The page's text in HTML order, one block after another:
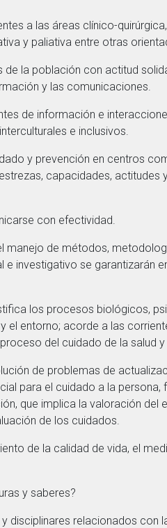
a las áreas clínico-
y paliativa entre otras
la población con actitud
y las comunicaciones.
de información e
e inclusivos.
y prevención en centros
capacidades, actitudes
con efectividad.
manejo de métodos,
investigativo se garantizarán
los procesos biológicos,
el entorno; acorde a las
del cuidado de la salud y
de problemas de
para el cuidado a la persona,
que implica la valoración del
de los cuidados.
de la calidad de vida, el
y saberes?
relacionados con